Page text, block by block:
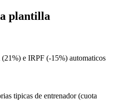
plantilla
e IRPF (-15%) automaticos
tipicas de entrenador (cuota